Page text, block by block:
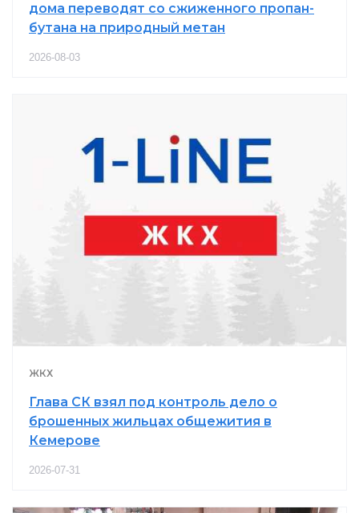
дома переводят со сжиженного пропан-
бутана на природный метан
2026-08-03
ЖКХ
Глава СК взял под контроль дело о
брошенных жильцах общежития в
Кемерове
2026-07-31